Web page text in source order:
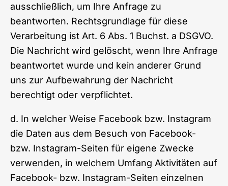
ausschließlich, um Ihre Anfrage zu
beantworten. Rechtsgrundlage für diese
Verarbeitung ist Art. 6 Abs. 1 Buchst. a DSGVO.
Die Nachricht wird gelöscht, wenn Ihre Anfrage
beantwortet wurde und kein anderer Grund
uns zur Aufbewahrung der Nachricht
berechtigt oder verpflichtet.
d. In welcher Weise Facebook bzw. Instagram
die Daten aus dem Besuch von Facebook-
bzw. Instagram-Seiten für eigene Zwecke
verwenden, in welchem Umfang Aktivitäten auf
Facebook- bzw. Instagram-Seiten einzelnen